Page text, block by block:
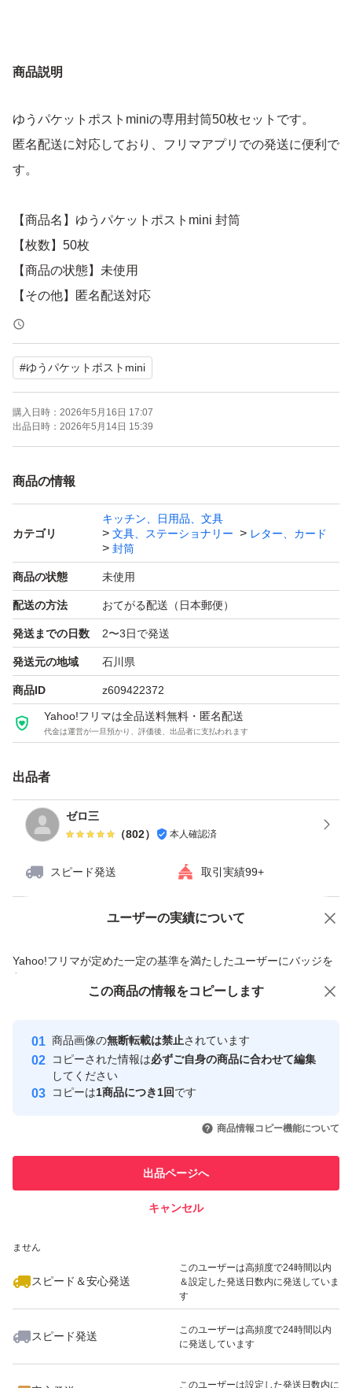
商品説明
ゆうパケットポストminiの専用封筒50枚セットです。
匿名配送に対応しており、フリマアプリでの発送に便利で
す。
【商品名】ゆうパケットポストmini 封筒
【枚数】50枚
【商品の状態】未使用
【その他】匿名配送対応
防水対策を施してゆうパケットポストにて発送いたします
#ゆうパケットポストmini
購入日時： 2026年5月16日 17:07
出品日時： 2026年5月14日 15:39
商品の情報
カテゴリ
キッチン、日用品、文具
文具、ステーショナリー
レター、カード
封筒
商品の状態 未使用
配送の方法 おてがる配送（日本郵便）
発送までの日数 2〜3日で発送
発送元の地域 石川県
商品ID z609422372
Yahoo!フリマは全品送料無料・匿名配送
代金は運営が一旦預かり、評価後、出品者に支払われます
出品者
ゼロ三
（802） 本人確認済
スピード発送 取引実績99+
ユーザーの実績について
Yahoo!フリマが定めた一定の基準を満たしたユーザーにバッジを
付与しています
安心取引出品者
心・安全なユーザーです
取引実績
引を完了させた実績があります
での取引実績があります
ません
スピード＆安心発送
このユーザーは高頻度で24時間以内
＆設定した発送日数内に発送していま
す
スピード発送
このユーザーは高頻度で24時間以内
に発送しています
このユーザーは設定した発送日数内に
価格の相談 商品への質問
この商品の情報をコピーします
商品画像の無断転載は禁止されています
コピーされた情報は必ずご自身の商品に合わせて編集
してください
コピーは1商品につき1回です
商品情報コピー機能について
出品ページへ
キャンセル
この商品をみている人にオススメ
いいね！
2,000